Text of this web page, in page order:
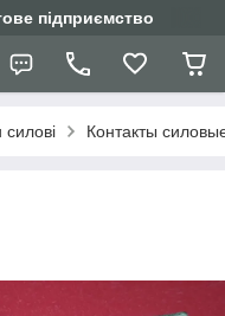
підприємство
силові Контакты